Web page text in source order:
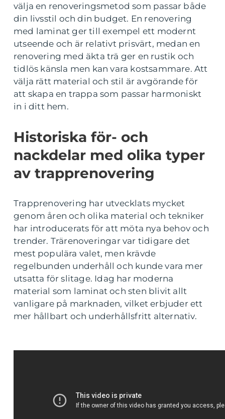
välja en renoveringsmetod som passar både
din livsstil och din budget. En renovering
med laminat ger till exempel ett modernt
utseende och är relativt prisvärt, medan en
renovering med äkta trä ger en rustik och
tidlös känsla men kan vara kostsammare. Att
välja rätt material och stil är avgörande för
att skapa en trappa som passar harmoniskt
in i ditt hem.
Historiska för- och
nackdelar med olika typer
av trapprenovering
Trapprenovering har utvecklats mycket
genom åren och olika material och tekniker
har introducerats för att möta nya behov och
trender. Trärenoveringar var tidigare det
mest populära valet, men krävde
regelbunden underhåll och kunde vara mer
utsatta för slitage. Idag har moderna
material som laminat och sten blivit allt
vanligare på marknaden, vilket erbjuder ett
mer hållbart och underhållsfritt alternativ.